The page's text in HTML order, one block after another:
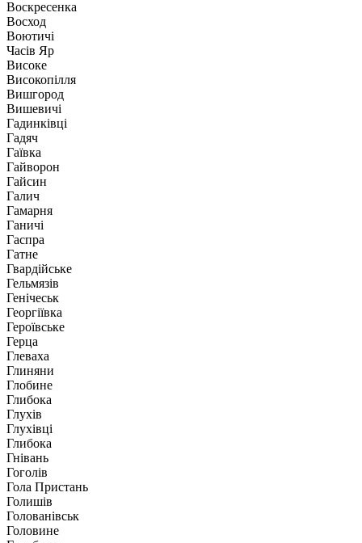
Воскресенка
Восход
Воютичі
Часів Яр
Високе
Високопілля
Вишгород
Вишевичі
Гадинківці
Гадяч
Гаївка
Гайворон
Гайсин
Галич
Гамарня
Ганичі
Гаспра
Гатне
Гвардійське
Гельмязів
Генічеськ
Георгіївка
Героївське
Герца
Глеваха
Глиняни
Глобине
Глибока
Глухів
Глухівці
Глибока
Гнівань
Гоголів
Гола Пристань
Голишів
Голованівськ
Головине